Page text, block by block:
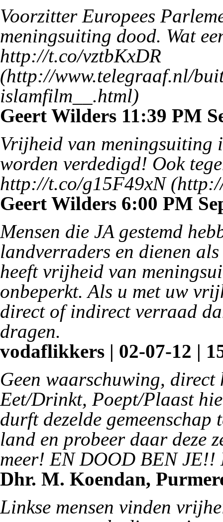
Voorzitter Europees
meningsuiting dood. Wat
http://t.co/vztbKxDR
Geert Wilders 11:39 PM
Vrijheid van meningsuiting
worden verdedigd! Ook
http://t.co/g15F49xN
Geert Wilders 6:00 PM
Mensen die JA gestemd
landverraders en dienen
heeft vrijheid van
onbeperkt. Als u met uw
direct of indirect verraad
dragen.
vodaflikkers | 02-07-12 |
Geen waarschuwing,
Eet/Drinkt, Poept/Plaast
durft dezelde
land en probeer daar deze
meer! EN DOOD BEN
Dhr. M. Koendan,
Linkse mensen vinden